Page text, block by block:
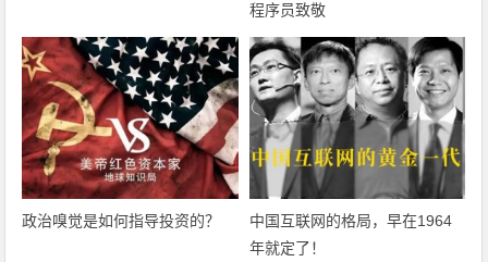
程序员致敬
政治嗅觉是如何指导投资的？
中国互联网的格局，早在1964
年就定了！